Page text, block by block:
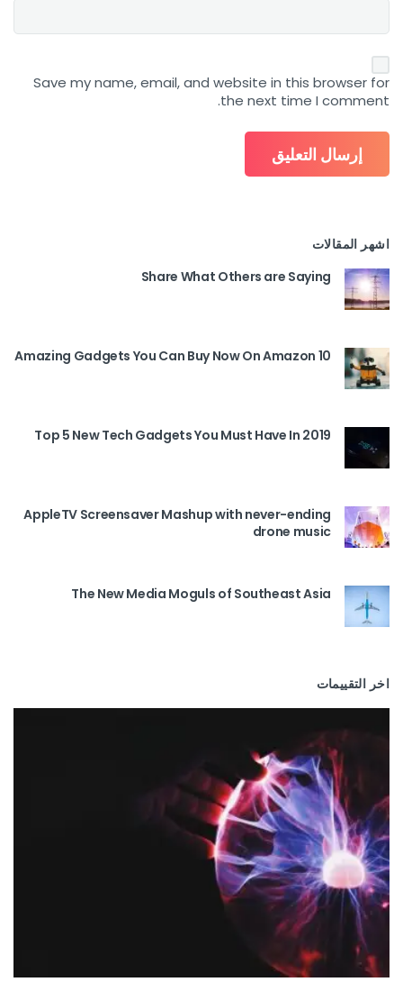
Save my name, email, and website in this browser for
the next time I comment.
اشهر المقالات
Share What Others are Saying
10 Amazing Gadgets You Can Buy Now On Amazon
Top 5 New Tech Gadgets You Must Have In 2019
AppleTV Screensaver Mashup with never-ending
drone music
The New Media Moguls of Southeast Asia
اخر التقييمات